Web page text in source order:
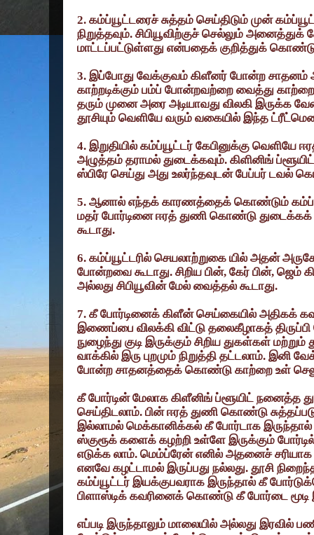
2. கம்ப்யூட்டரைச் சுத்தம் செய்திடும் முன்
நிறுத்தவும். சிபியூவிற்குச் செல்லும் அனைத்துக்
மாட்டப்பட்டுள்ளது என்பதைக் குறித்துக்
3. இப்போது வேக்குவம் கிளீனர் போன்ற சாதனம்
காற்றடிக்கும் பம்ப் போன்றவற்றை வைத்து காற்றை
தரும் முனை அரை அடியாவது விலகி இருக்க
தூசியும் வெளியே வரும் வகையில் இந்த
4. இறுதியில் கம்ப்யூட்டர் கேபினுக்கு
அழுத்தம் தராமல் துடைக்கவும். கிளினிங்
ஸ்பிரே செய்து அது உலர்ந்தவுடன் பேப்பர் டவல்
5. ஆனால் எந்தக் காரணத்தைக் கொண்டும்
மதர் போர்டினை ஈரத் துணி கொண்டு துடைக்கக்
கூடாது.
6. கம்ப்யூட்டரில் செயலாற்றுகை யில் அதன்
போன்றவை கூடாது. சிறிய பின், கேர் பின், ஜெம்
அல்லது சிபியூவின் மேல் வைத்தல் கூடாது.
7. கீ போர்டினைக் கிளீன் செய்கையில் அதிகக்
இணைப்பை விலக்கி விட்டு தலைகீழாகத்
நுழைந்து குடி இருக்கும் சிறிய துகள்கள்
வாக்கில் இரு புறமும் நிறுத்தி தட்டலாம். இனி
போன்ற சாதனத்தைக் கொண்டு காற்றை உள்
கீ போர்டின் மேலாக கிளீனிங் ப்ளூயிட் நனைத்த
செய்திடலாம். பின் ஈரத் துணி கொண்டு
இல்லாமல் மெக்கானிக்கல் கீ போர்டாக இருந்தால்
ஸ்குரூக் களைக் கழற்றி உள்ளே இருக்கும்
எடுக்க லாம். மெம்ப்ரேன் எனில் அதனைச்
எனவே கழட்டாமல் இருப்பது நல்லது. தூசி
கம்ப்யூட்டர் இயக்குபவராக இருந்தால் கீ
பிளாஸ்டிக் கவரினைக் கொண்டு கீ போர்டை மூடி
எப்படி இருந்தாலும் மாலையில் அல்லது இரவில்